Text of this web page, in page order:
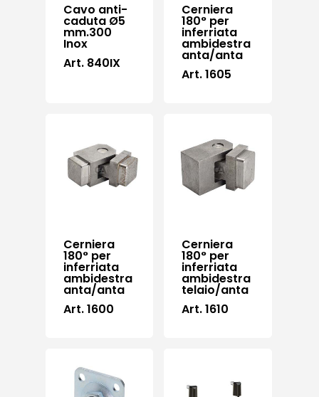
Cavo anti-
caduta Ø5
mm.300
Inox
Art. 840IX
Cerniera
180° per
inferriata
ambidestra
anta/anta
Art. 1605
Cerniera
180° per
inferriata
ambidestra
anta/anta
Art. 1600
Cerniera
180° per
inferriata
ambidestra
telaio/anta
Art. 1610